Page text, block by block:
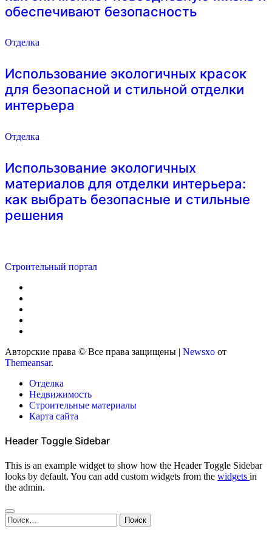
обеспечивают безопасность
Отделка
Использование экологичных красок
для безопасной и стильной отделки
интерьера
Отделка
Использование экологичных
материалов для отделки интерьера:
как выбрать безопасные и стильные
решения
Строительный портал
Авторские права © Все права защищены | Newsxo от
Themeansar.
Отделка
Недвижимость
Строительные материалы
Карта сайта
Header Toggle Sidebar
This is an example widget to show how the Header Toggle Sidebar
looks by default. You can add custom widgets from the widgets in
the admin.
Найти: